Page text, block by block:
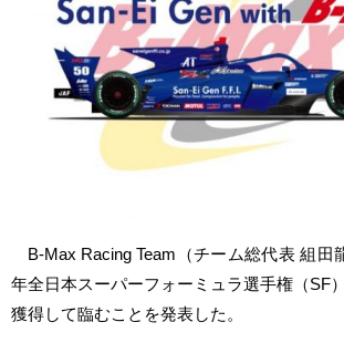
B-Max Racing Team（チーム総代表 組⽥
年全⽇本スーパーフォーミュラ選⼿権（SF
獲得して臨むことを発表した。